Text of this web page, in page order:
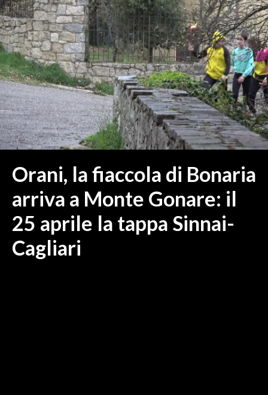
SULCIS IGLESIENTE
MEDIO CAMPIDANO
ORISTANO E PROVINCIA
SASSARI E PROVINCIA
GALLURA
NUORO E PROVINCIA
OGLIASTRA
AGENDA
ITALIA
MONDO
POLITICA
ECONOMIA
Orani, la fiaccola di Bonaria
arriva a Monte Gonare: il
25 aprile la tappa Sinnai-
Cagliari